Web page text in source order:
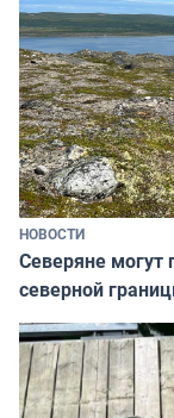
НОВОСТИ
Северяне могут
северной